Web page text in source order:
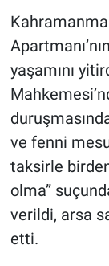
yaşamını
ve fenni
taksirle
olma”
verildi, arsa
etti.